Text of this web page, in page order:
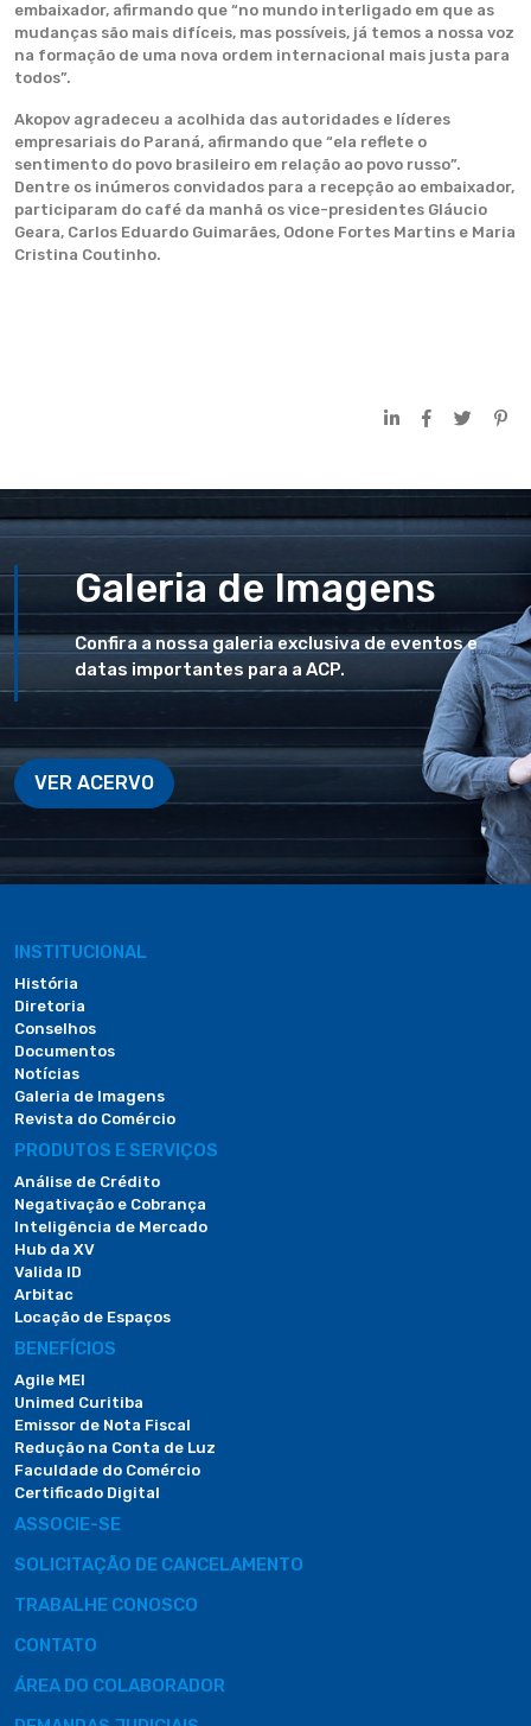
embaixador, afirmando que “no mundo interligado em que as
mudanças são mais difíceis, mas possíveis, já temos a nossa voz
na formação de uma nova ordem internacional mais justa para
todos”.
Akopov agradeceu a acolhida das autoridades e líderes
empresariais do Paraná, afirmando que “ela reflete o
sentimento do povo brasileiro em relação ao povo russo”.
Dentre os inúmeros convidados para a recepção ao embaixador,
participaram do café da manhã os vice-presidentes Gláucio
Geara, Carlos Eduardo Guimarães, Odone Fortes Martins e Maria
Cristina Coutinho.
Galeria de Imagens
Confira a nossa galeria exclusiva de eventos e
datas importantes para a ACP.
VER ACERVO
INSTITUCIONAL
História
Diretoria
Conselhos
Documentos
Notícias
Galeria de Imagens
Revista do Comércio
PRODUTOS E SERVIÇOS
Análise de Crédito
Negativação e Cobrança
Inteligência de Mercado
Hub da XV
Valida ID
Arbitac
Locação de Espaços
BENEFÍCIOS
Agile MEI
Unimed Curitiba
Emissor de Nota Fiscal
Redução na Conta de Luz
Faculdade do Comércio
Certificado Digital
ASSOCIE-SE
SOLICITAÇÃO DE CANCELAMENTO
TRABALHE CONOSCO
CONTATO
ÁREA DO COLABORADOR